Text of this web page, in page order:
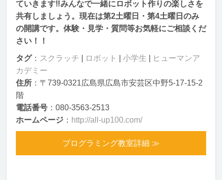
ていきます‼みんなで一緒にロボット作りの楽しさを
共有しましょう。現在は第2土曜日・第4土曜日のみ
の開講です。体験・見学・質問等お気軽にご相談くだ
さい！！
タグ： スクラッチ ロボット 小学生
ヒューマンア
カデミー
住所 ：〒739-0321広島県広島市安芸区中野5-17-15-2
階
電話番号 ：080-3563‐2513
ホームページ ： http://all-up100.com/
プログラミング教室詳細 ≫